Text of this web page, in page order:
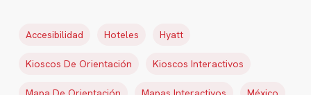
Accesibilidad Hoteles Hyatt
Kioscos De Orientación Kioscos Interactivos